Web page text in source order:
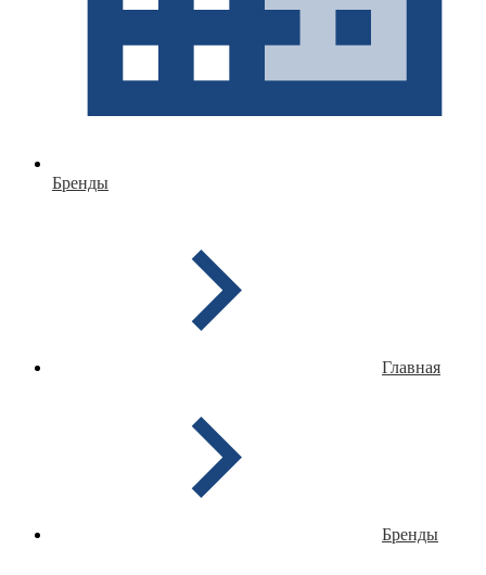
Бренды
Главная
Бренды